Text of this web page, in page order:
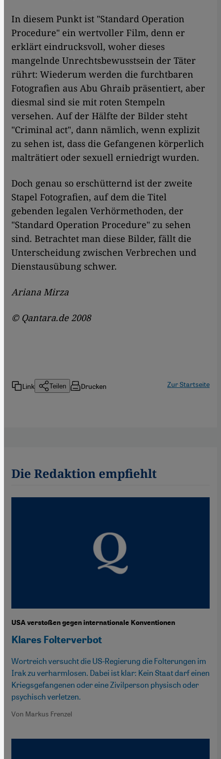
In diesem Punkt ist "Standard Operation
Procedure" ein wertvoller Film, denn er
erklärt eindrucksvoll, woher dieses
mangelnde Unrechtsbewusstsein der Täter
rührt: Wiederum werden die furchtbaren
Fotografien aus Abu Ghraib präsentiert, aber
diesmal sind sie mit roten Stempeln
versehen. Auf der Hälfte der Bilder steht
"Criminal act", dann nämlich, wenn explizit
zu sehen ist, dass die Gefangenen körperlich
malträtiert oder sexuell erniedrigt wurden.
Doch genau so erschütternd ist der zweite
Stapel Fotografien, auf dem die Titel
gebenden legalen Verhörmethoden, der
"Standard Operation Procedure" zu sehen
sind. Betrachtet man diese Bilder, fällt die
Unterscheidung zwischen Verbrechen und
Dienstausübung schwer.
Ariana Mirza
© Qantara.de 2008
Link Teilen Drucken Zur Startseite
Die Redaktion empfiehlt
USA verstoßen gegen internationale Konventionen
Klares Folterverbot
Wortreich versucht die US-Regierung die Folterungen im
Irak zu verharmlosen. Dabei ist klar: Kein Staat darf einen
Kriegsgefangenen oder eine Zivilperson physisch oder
psychisch verletzen.
Von Markus Frenzel